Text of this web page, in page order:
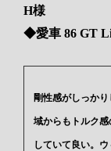
H様
◆愛車 86 GT
剛性感がしっか
域からもトルク
していて良い。